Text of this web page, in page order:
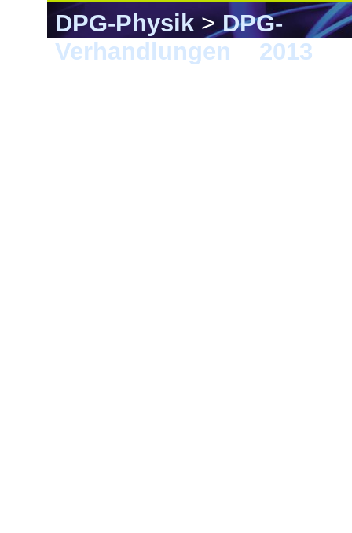
DPG-Physik>DPG-
Verhandlungen
2013